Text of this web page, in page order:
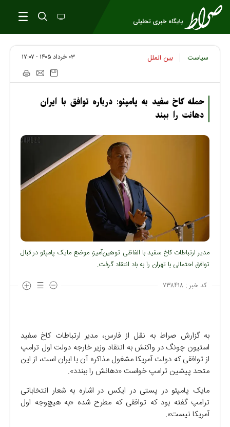
سیاست بین الملل ۰۳ خرداد ۱۴۰۵ - ۱۷:۰۷
حمله کاخ سفید به پامپئو: درباره توافق با ایران
دهانت را ببند
مدیر ارتباطات کاخ سفید با الفاظی توهین‌آمیز، موضع مایک پامپئو در قبال
توافق احتمالی با تهران را به باد انتقاد گرفت.
کد خبر : ۷۳۸۴۱۸
به گزارش صراط به نقل از فارس، مدیر ارتباطات کاخ سفید
استیون چونگ در واکنش به انتقاد وزیر خارجه دولت اول ترامپ
از توافقی که دولت آمریکا مشغول مذاکره آن با ایران است، از این
متحد پیشین ترامپ خواست «دهانش را ببندد».
مایک پامپئو در پستی در ایکس در اشاره به شعار انتخاباتی
ترامپ گفته بود که توافقی که مطرح شده «به هیچ‌وجه اول
آمریکا نیست».